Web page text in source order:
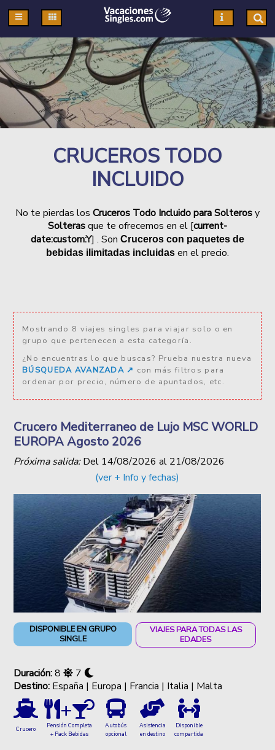
CRUCEROS TODO
INCLUIDO
No te pierdas los Cruceros Todo Incluido para Solterosy
Solterasque te ofrecemos en el [current-
date:custom:Y] . Son Cruceros con paquetes de
bebidas ilimitadas incluidas en el precio.
Mostrando 8 viajes singles para viajar solo o en
grupo que pertenecen a esta categoría.
¿No encuentras lo que buscas? Prueba nuestra nueva
BÚSQUEDA AVANZADA ↗️ con más filtros para
ordenar por precio, número de apuntados, etc.
Crucero Mediterraneo de Lujo MSC WORLD
EUROPA Agosto 2026
Próxima salida:Del 14/08/2026 al 21/08/2026
(ver + Info y fechas)
DISPONIBLE EN GRUPO
SINGLE
VIAJES PARA TODAS LAS
EDADES
Duración:8
7
Destino: España | Europa | Francia | Italia | Malta
Crucero
+
Pensión Completa
+ Pack Bebidas
Autobús
opcional
Asistencia
en destino
Disponible
compartida